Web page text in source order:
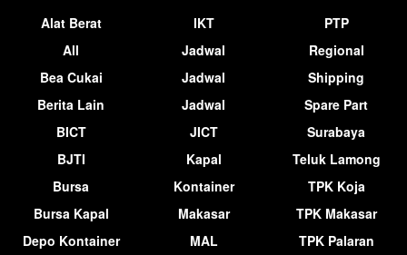
Alat Berat
All
Bea Cukai
Berita Lain
BICT
BJTI
Bursa
Bursa Kapal
Depo Kontainer
IKT
Jadwal
Jadwal
Jadwal
JICT
Kapal
Kontainer
Makasar
MAL
PTP
Regional
Shipping
Spare Part
Surabaya
Teluk Lamong
TPK Koja
TPK Makasar
TPK Palaran